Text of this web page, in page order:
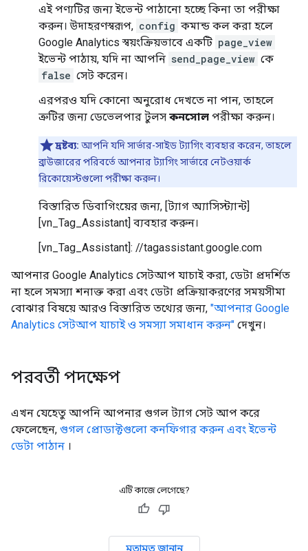
এই পণ্যটির জন্য ইভেন্ট পাঠানো হচ্ছে কিনা তা পরীক্ষা
করুন। উদাহরণস্বরূপ, config কমান্ড কল করা হলে
Google Analytics স্বয়ংক্রিয়ভাবে একটি page_view
ইভেন্ট পাঠায়, যদি না আপনি send_page_view কে
false সেট করেন।
এরপরও যদি কোনো অনুরোধ দেখতে না পান, তাহলে
ত্রুটির জন্য ডেভেলপার টুলস কনসোল পরীক্ষা করুন।
দ্রষ্টব্য: আপনি যদি সার্ভার-সাইড ট্যাগিং ব্যবহার করেন, তাহলে
ব্রাউজারের পরিবর্তে আপনার ট্যাগিং সার্ভারে নেটওয়ার্ক
রিকোয়েস্টগুলো পরীক্ষা করুন।
বিস্তারিত ডিবাগিংয়ের জন্য, [ট্যাগ অ্যাসিস্ট্যান্ট]
[vn_Tag_Assistant] ব্যবহার করুন।
[vn_Tag_Assistant]: //tagassistant.google.com
আপনার Google Analytics সেটআপ যাচাই করা, ডেটা প্রদর্শিত
না হলে সমস্যা শনাক্ত করা এবং ডেটা প্রক্রিয়াকরণের সময়সীমা
বোঝার বিষয়ে আরও বিস্তারিত তথ্যের জন্য, "আপনার Google
Analytics সেটআপ যাচাই ও সমস্যা সমাধান করুন" দেখুন।
পরবর্তী পদক্ষেপ
এখন যেহেতু আপনি আপনার গুগল ট্যাগ সেট আপ করে
ফেলেছেন, গুগল প্রোডাক্টগুলো কনফিগার করুন এবং ইভেন্ট
ডেটা পাঠান ।
এটি কাজে লেগেছে?
মতামত জানান